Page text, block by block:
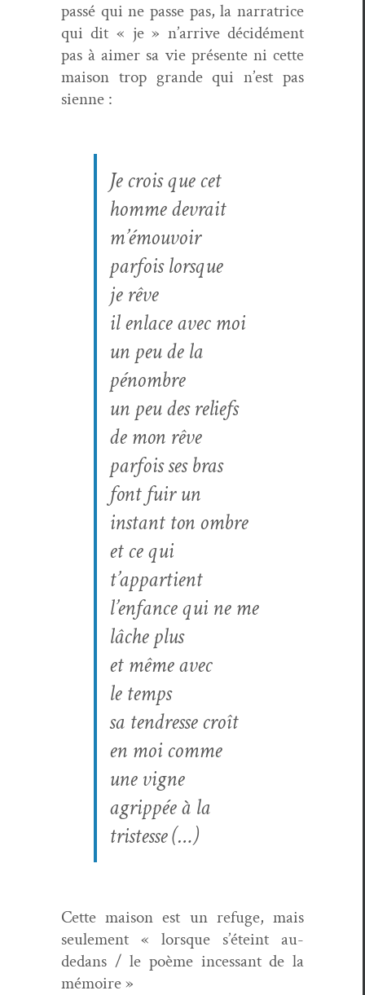
passé qui ne passe pas, la nar­ra­trice
qui dit « je » n’arrive décidé­ment
pas à aimer sa vie présente ni cette
mai­son trop grande qui n’est pas
sienne :
Je crois que cet
homme devrait
m’émouvoir
par­fois lorsque
je rêve
il enlace avec moi
un peu de la
pénombre
un peu des reliefs
de mon rêve
par­fois ses bras
font fuir un
instant ton ombre
et ce qui
t’appartient
l’enfance qui ne me
lâche plus
et même avec
le temps
sa ten­dresse croît
en moi comme
une vigne
agrip­pée à la
tristesse (…)
Cette mai­son est un refuge, mais
seule­ment « lorsque s’éteint au-
dedans / le poème inces­sant de la
mémoire »